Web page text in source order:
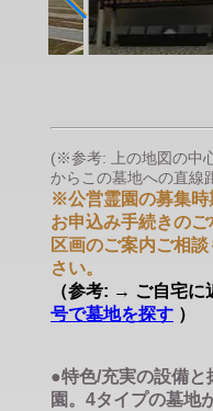
(※参考: 上の地図の中
からこの墓地への直線
※公営霊園の募集時
お申込み手続きの
区画のご案内ご相
さい。
（参考: → ご自宅に
号で墓地を探す ）
●特色/充実の設備
園。4タイプの墓地